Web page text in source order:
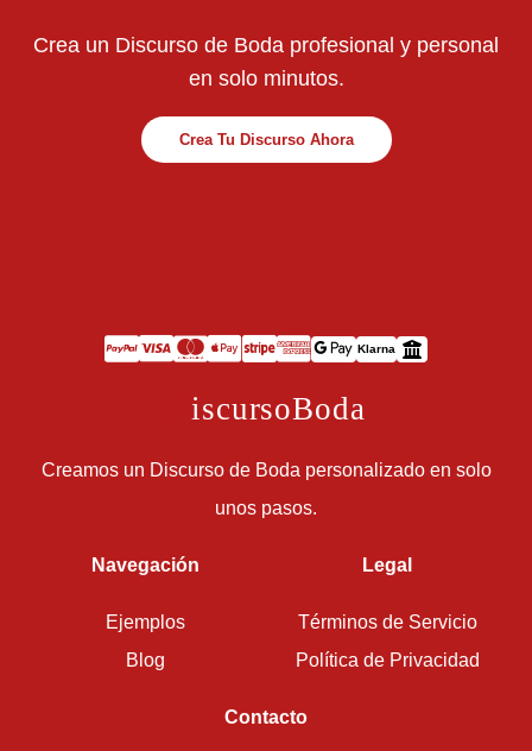
Crea un Discurso de Boda profesional y personal
en solo minutos.
Crea Tu Discurso Ahora
Klarna
iscursoBoda
Creamos un Discurso de Boda personalizado en solo
unos pasos.
Navegación
Ejemplos
Blog
Legal
Términos de Servicio
Política de Privacidad
Contacto